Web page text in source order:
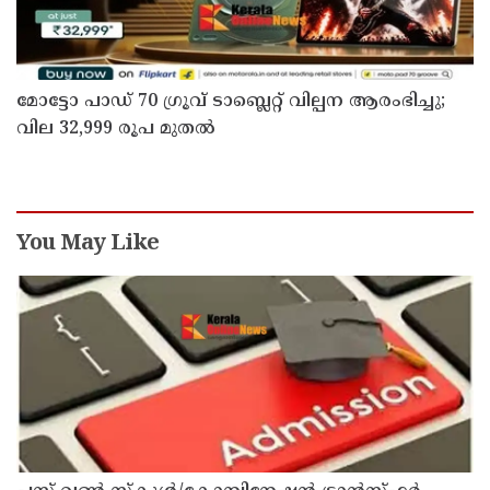
മോട്ടോ പാഡ് 70 ഗ്രൂവ് ടാബ്ലെറ്റ് വില്പന ആരംഭിച്ചു;
വില 32,999 രൂപ മുതൽ
You May Like